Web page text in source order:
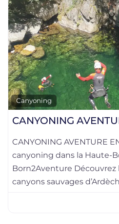
New
Favorite
CANYONING AVENTURE EN ARDÈCHE – LA HAUTE BORNE
Journée
plus beaux
plus…
Canyoning
première
la Borne
Voir plus…